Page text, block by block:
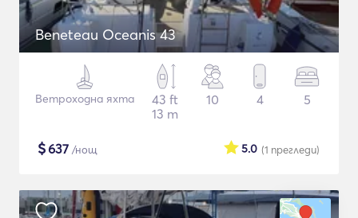
Beneteau Oceanis 43
Ветроходна яхта
43 ft
13 m
10 4 5
$637 /нощ (1 прегледи)
5.0